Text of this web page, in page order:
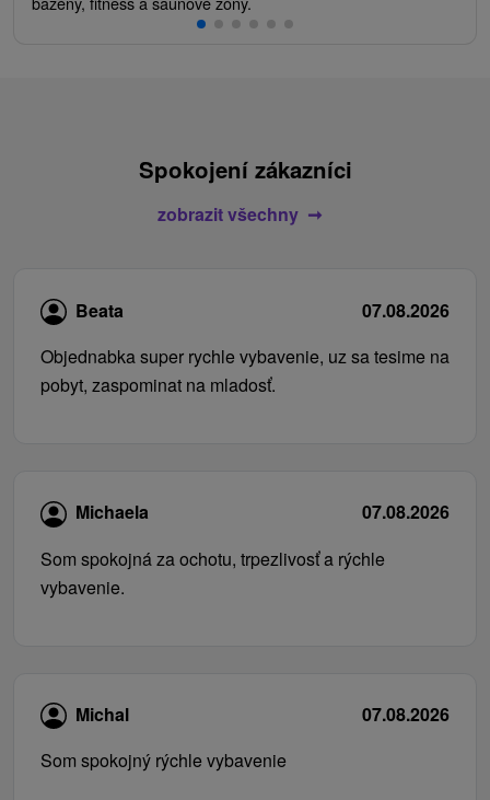
Spokojení zákazníci
zobrazit všechny
Beata
07.08.2026
Objednabka super rychle vybavenie, uz sa tesime na
pobyt, zaspominat na mladosť.
Michaela
07.08.2026
Som spokojná za ochotu, trpezlivosť a rýchle
vybavenie.
Michal
07.08.2026
Som spokojný rýchle vybavenie